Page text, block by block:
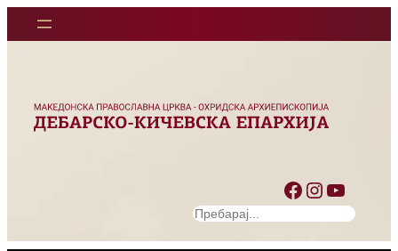
Facebook Instagram YouTube
S